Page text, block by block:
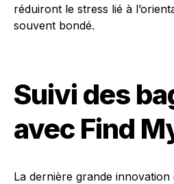
réduiront le stress lié à
souvent bondé.
Suivi des
avec Find
La dernière grande